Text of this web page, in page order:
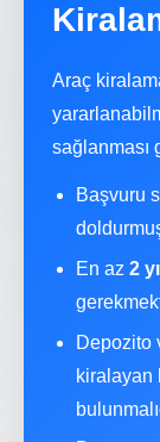
Araç
sağlanması
Başvuru
En az 2
Depozito
kiralayan